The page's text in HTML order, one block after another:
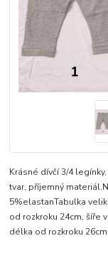
Krásné dívčí 3/4
tvar, příjemný
5%elastanTabulka
od rozkroku 24cm, šíře
délka od rozkroku